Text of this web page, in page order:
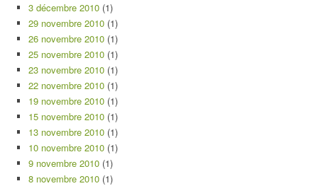
3 décembre 2010 (1)
29 novembre 2010 (1)
26 novembre 2010 (1)
25 novembre 2010 (1)
23 novembre 2010 (1)
22 novembre 2010 (1)
19 novembre 2010 (1)
15 novembre 2010 (1)
13 novembre 2010 (1)
10 novembre 2010 (1)
9 novembre 2010 (1)
8 novembre 2010 (1)